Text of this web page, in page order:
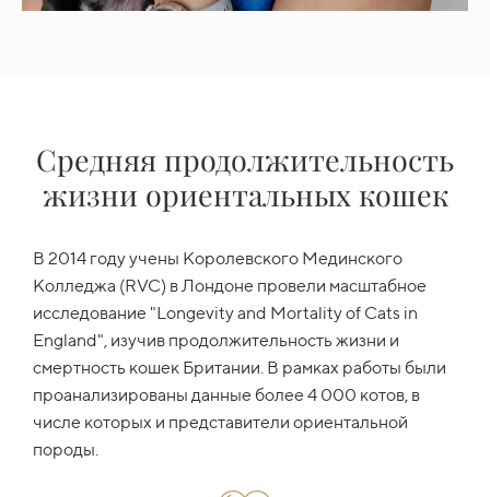
Средняя продолжительность
жизни ориентальных кошек
В 2014 году учены Королевского Мединского
Колледжа (RVC) в Лондоне провели масштабное
исследование "Longevity and Mortality of Cats in
England", изучив продолжительность жизни и
смертность кошек Британии. В рамках работы были
проанализированы данные более 4 000 котов, в
числе которых и представители ориентальной
породы.